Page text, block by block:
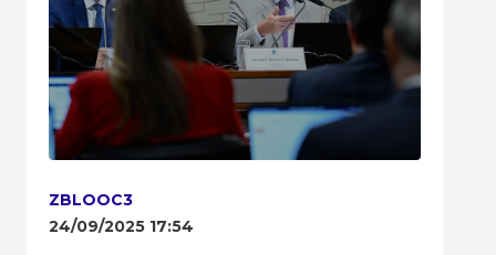
ZBLOOC3
24/09/2025 17:54